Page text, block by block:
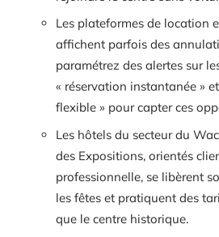
Les plateformes de location
affichent parfois des
paramétrez des alertes sur
« réservation instantanée »
flexible » pour capter ces
Les hôtels du secteur du
des Expositions, orientés
professionnelle, se libèrent
les fêtes et pratiquent des
que le centre historique.